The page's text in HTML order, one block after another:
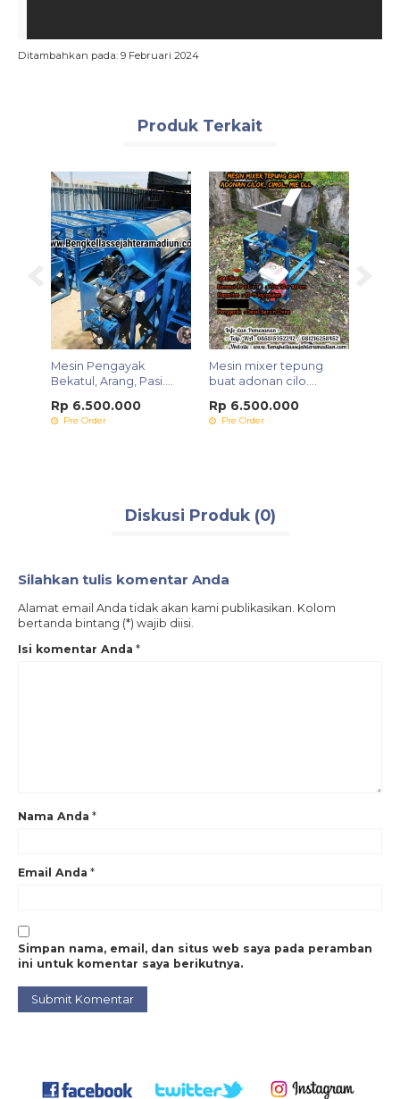
Berat Kubikasi : 98 Kg
Ditambahkan pada: 9 Februari 2024
Produk Terkait
Mesin Pengayak
Bekatul, Arang, Pasi....
Rp 6.500.000
Pre Order
Mesin mixer tepung
buat adonan cilo....
Rp 6.500.000
Pre Order
Diskusi Produk (0)
Silahkan tulis komentar Anda
Alamat email Anda tidak akan kami publikasikan. Kolom
bertanda bintang (*) wajib diisi.
Isi komentar Anda *
Nama Anda *
Email Anda *
Simpan nama, email, dan situs web saya pada peramban
ini untuk komentar saya berikutnya.